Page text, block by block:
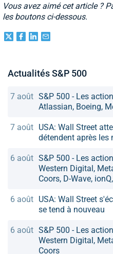
Vous avez aimé cet article ?
les boutons ci-dessous.
Actualités S&P 500
7 août S&P 500 - Les
Atlassian, Boeing,
7 août USA: Wall Street
détendent après
6 août S&P 500 - Les
Western Digital,
Coors, D-Wave,
6 août USA: Wall Street
se tend à nouveau
6 août S&P 500 - Les
Western Digital,
Coors